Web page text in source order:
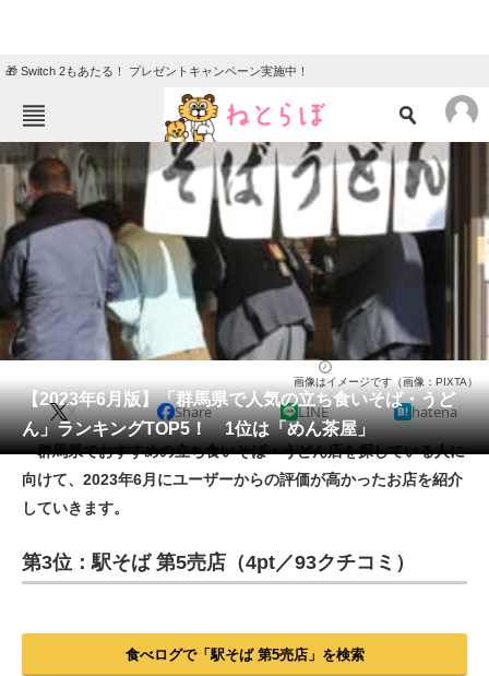
🎁 Switch 2もあたる！ プレゼントキャンペーン実施中！
ねとらぼメニュー
TOP ニュース
エンタメ クイズ
グルメ
住まい 教育・育児
動物 リサーチ
会員記事
メディア
注目記事を集めた総合ページ
スマホと通信の最新トレンド
【2023年6月版】「群馬県で人気の立ち食いそば・うど
ん」ランキングTOP5！ 1位は「めん茶屋」
画像はイメージです（画像：PIXTA）
X Share LINE hatena
群馬県でおすすめの立ち食いそば・うどん店を探している人に
向けて、2023年6月にユーザーからの評価が高かったお店を紹介
していきます。
第3位：駅そば 第5売店（4pt／93クチコミ）
食べログで「駅そば 第5売店」を検索